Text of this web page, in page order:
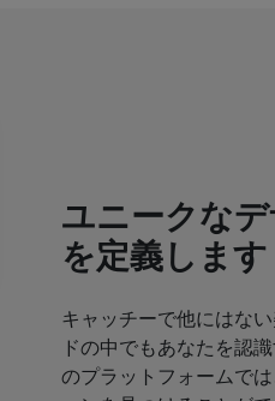
ユニークな
を定義します
キャッチーで他にはな
ドの中でもあなたを認
のプラットフォームで